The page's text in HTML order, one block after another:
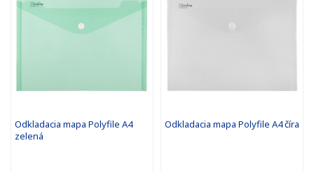
Odkladacia mapa Polyfile A4
zelená
Odkladacia mapa Polyfile A4 číra